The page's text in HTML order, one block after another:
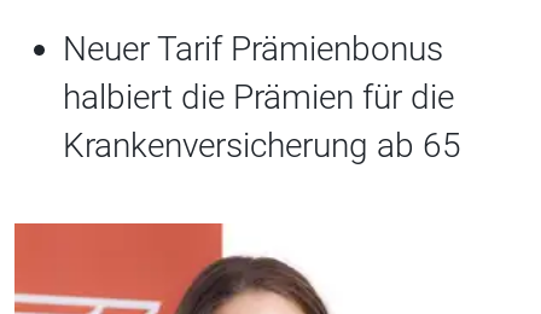
Neuer Tarif Prämienbonus
halbiert die Prämien für die
Krankenversicherung ab 65